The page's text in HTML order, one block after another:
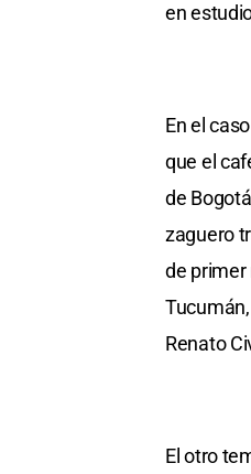
en
En el
que el
de
zaguero
de primer
Renato
El otro